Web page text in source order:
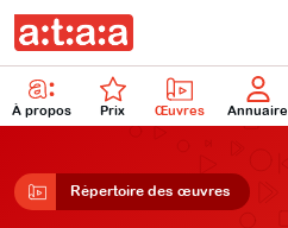
À propos Prix Œuvres Annuaire
Répertoire des œuvres